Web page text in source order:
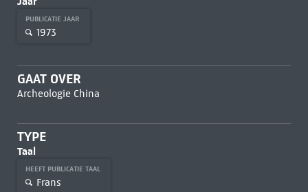
PUBLICATIE JAAR
1973
GAAT OVER
Archeologie China
TYPE
Taal
HEEFT PUBLICATIE TAAL
Frans